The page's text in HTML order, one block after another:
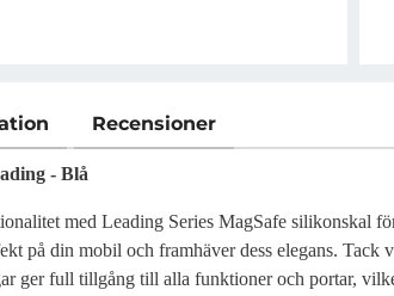
Recensioner
- Blå
med Leading Series MagSafe silikonskal
på din mobil och framhäver dess elegans.
ger full tillgång till alla funktioner och portar,